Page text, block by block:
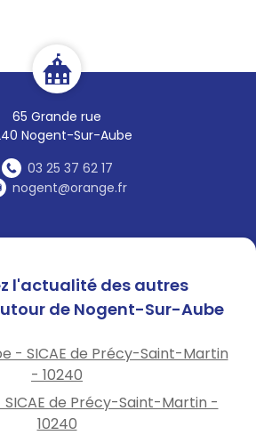
65 Grande rue
Nogent-Sur-Aube
03 25 37 62 17
nogent@orange.fr
l'actualité des autres
de Nogent-Sur-Aube
- SICAE de Précy-Saint-Martin
- 10240
de Précy-Saint-Martin -
10240